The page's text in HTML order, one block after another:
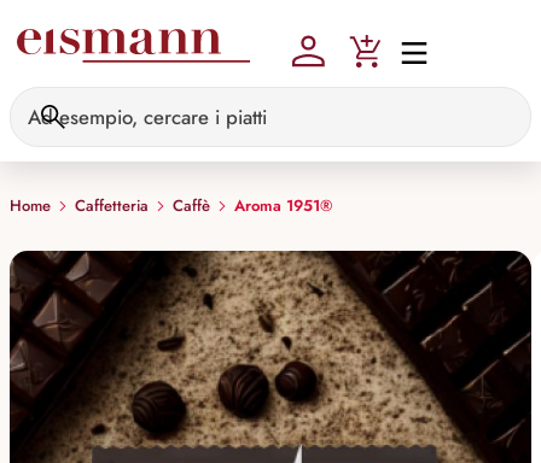
Home Caffetteria Caffè Aroma 1951®